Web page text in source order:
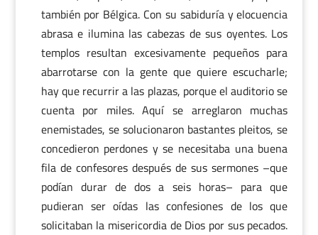
también por Bélgica. Con su sabiduría y elocuencia
abrasa e ilumina las cabezas de sus oyentes. Los
templos resultan excesivamente pequeños para
abarrotarse con la gente que quiere escucharle;
hay que recurrir a las plazas, porque el auditorio se
cuenta por miles. Aquí se arreglaron muchas
enemistades, se solucionaron bastantes pleitos, se
concedieron perdones y se necesitaba una buena
fila de confesores después de sus sermones –que
podían durar de dos a seis horas– para que
pudieran ser oídas las confesiones de los que
solicitaban la misericordia de Dios por sus pecados.